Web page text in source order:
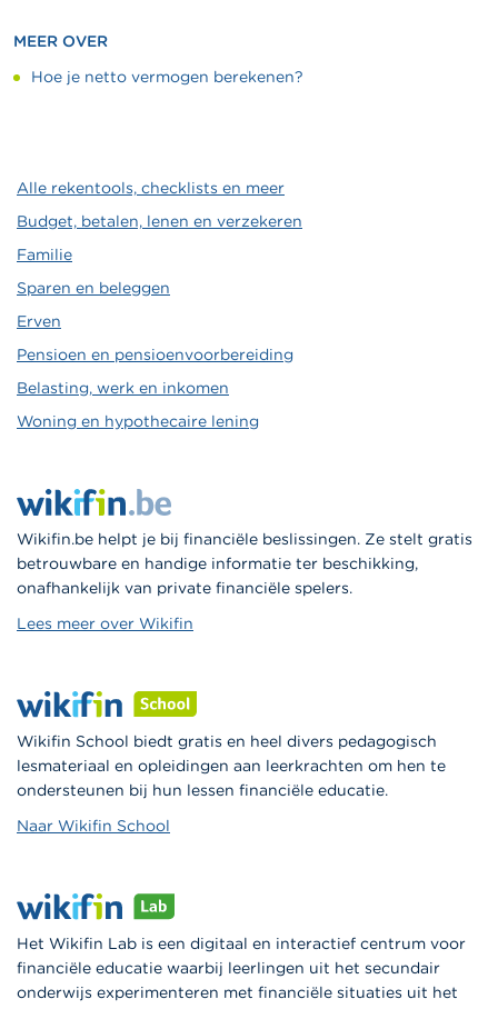
MEER OVER
Hoe je netto vermogen berekenen?
Alle rekentools, checklists en meer
Budget, betalen, lenen en verzekeren
Familie
Sparen en beleggen
Erven
Pensioen en pensioenvoorbereiding
Belasting, werk en inkomen
Woning en hypothecaire lening
Wikifin.be helpt je bij financiële beslissingen. Ze stelt gratis
betrouwbare en handige informatie ter beschikking,
onafhankelijk van private financiële spelers.
Lees meer over Wikifin
Wikifin School biedt gratis en heel divers pedagogisch
lesmateriaal en opleidingen aan leerkrachten om hen te
ondersteunen bij hun lessen financiële educatie.
Naar Wikifin School
Het Wikifin Lab is een digitaal en interactief centrum voor
financiële educatie waarbij leerlingen uit het secundair
onderwijs experimenteren met financiële situaties uit het